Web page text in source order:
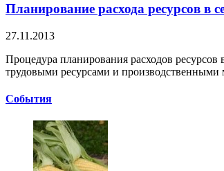
Планирование расхода ресурсов в
27.11.2013
Процедура планирования расходов
трудовыми ресурсами и
Cобытия